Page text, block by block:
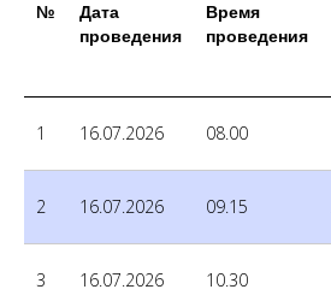
№
Дата
проведения
Время
проведения
1 16.07.2026 08.00
2 16.07.2026 09.15
3 16.07.2026 10.30